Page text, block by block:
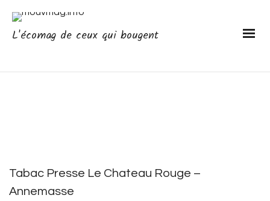
L'écomag de ceux qui bougent
Tabac Presse Le Chateau Rouge –
Annemasse